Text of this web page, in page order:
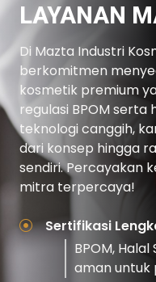
LAYANAN
Di Mazta Industri
berkomitmen
kosmetik premium
regulasi BPOM serta
teknologi canggih,
dari konsep hingga
sendiri. Percayakan
mitra terpercaya!
Sertifikasi
BPOM,
aman untuk